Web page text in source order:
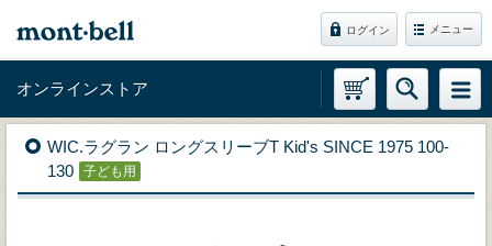
ログイン メニュー
オンラインストア
WIC.ラグラン ロングスリーブT Kid's SINCE 1975 100-
130
子ども用